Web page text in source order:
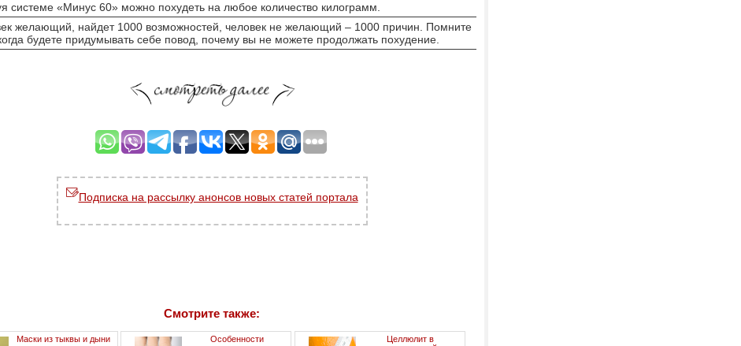
системе «Минус 60» можно похудеть на любое количество килограмм.
желающий, найдет 1000 возможностей, человек не желающий – 1000 причин. Помните
будете придумывать себе повод, почему вы не можете продолжать похудение.
Подписка на рассылку анонсов новых статей портала
Смотрите также:
Маски из тыквы и дыни
Особенности
Целлюлит в